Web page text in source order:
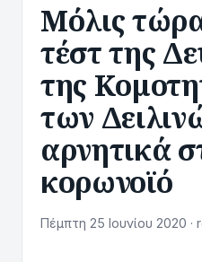
Μόλις
τέστ της
της
των
αρνητικά
κορωνοϊό
Πέμπτη 25 Ιουνίου 2020 ·